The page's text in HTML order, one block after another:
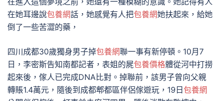
在她耳邊說包養網話，她感覺有人把包養網她扶起來，給她
倒了一些苦澀的藥，
四川成都30歲獨身男子掉包養網聯一事有新停頓。10月7
日，李密斯告知南都記者，表姐的屍包養價格體從河中打撈
起來後，傢人已完成DNA比對。掉聯前，該男子曾向父親
轉賬1.4萬元，隨後到成都郫都區伴侶傢遊玩，19日 包養網